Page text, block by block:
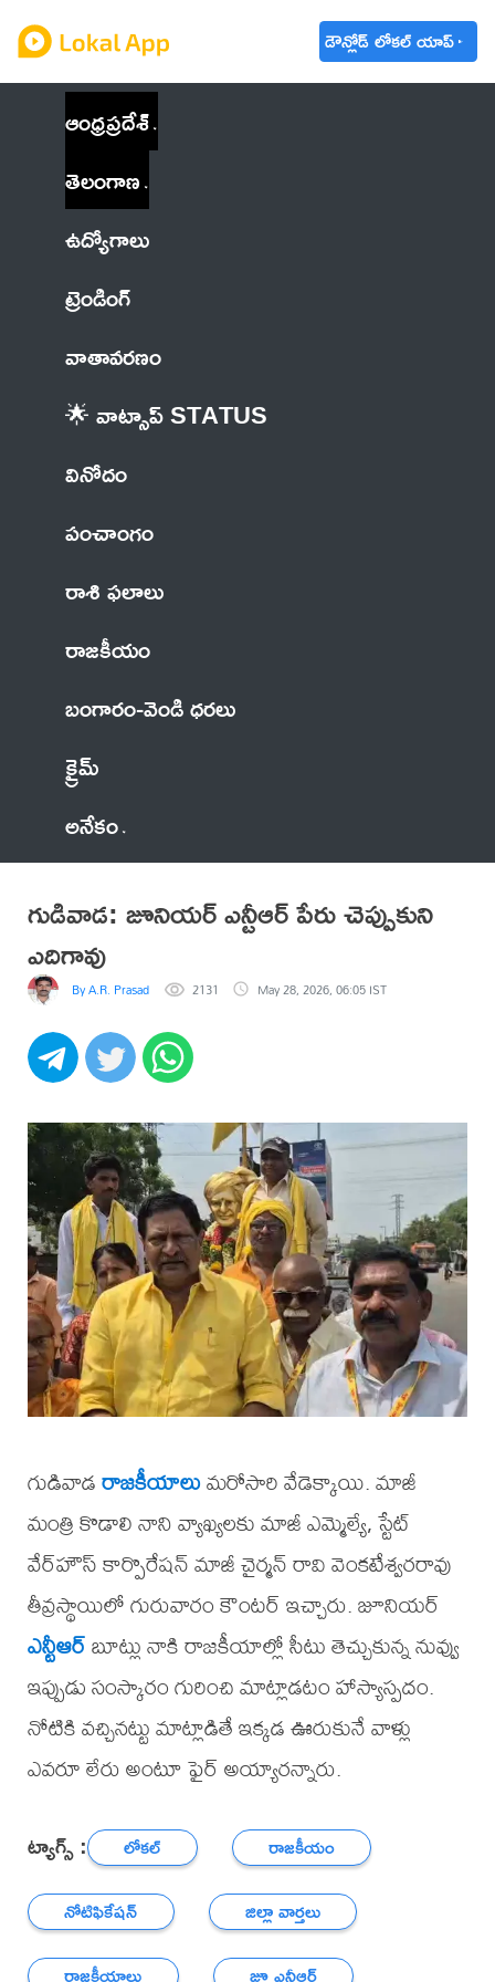
డౌన్లోడ్ లోకల్ యాప్
ఆంధ్రప్రదేశ్
తెలంగాణ
ఉద్యోగాలు
ట్రెండింగ్
వాతావరణం
🌟 వాట్సాప్ STATUS
వినోదం
పంచాంగం
రాశి ఫలాలు
రాజకీయం
బంగారం-వెండి ధరలు
క్రైమ్
అనేకం
గుడివాడ: జూనియర్ ఎన్టీఆర్ పేరు చెప్పుకుని
ఎదిగావు
By A.R. Prasad 2131 May 28, 2026, 06:05 IST
గుడివాడరాజకీయాలుమరోసారి వేడెక్కాయి. మాజీ
మంత్రి కొడాలి నాని వ్యాఖ్యలకు మాజీ ఎమ్మెల్యే, స్టేట్
వేర్‌హౌస్ కార్పొరేషన్ మాజీ చైర్మన్ రావి వెంకటేశ్వరరావు
తీవ్రస్థాయిలో గురువారం కౌంటర్ ఇచ్చారు. జూనియర్
ఎన్టీఆర్బూట్లు నాకి రాజకీయాల్లో సీటు తెచ్చుకున్న నువ్వు
ఇప్పుడు సంస్కారం గురించి మాట్లాడటం హాస్యాస్పదం.
నోటికి వచ్చినట్టు మాట్లాడితే ఇక్కడ ఊరుకునే వాళ్లు
ఎవరూ లేరు అంటూ ఫైర్ అయ్యారన్నారు.
ట్యాగ్స్ : లోకల్
రాజకీయం
నోటిఫికేషన్
జిల్లా వార్తలు
రాజకీయాలు
జూ ఎన్టీఆర్